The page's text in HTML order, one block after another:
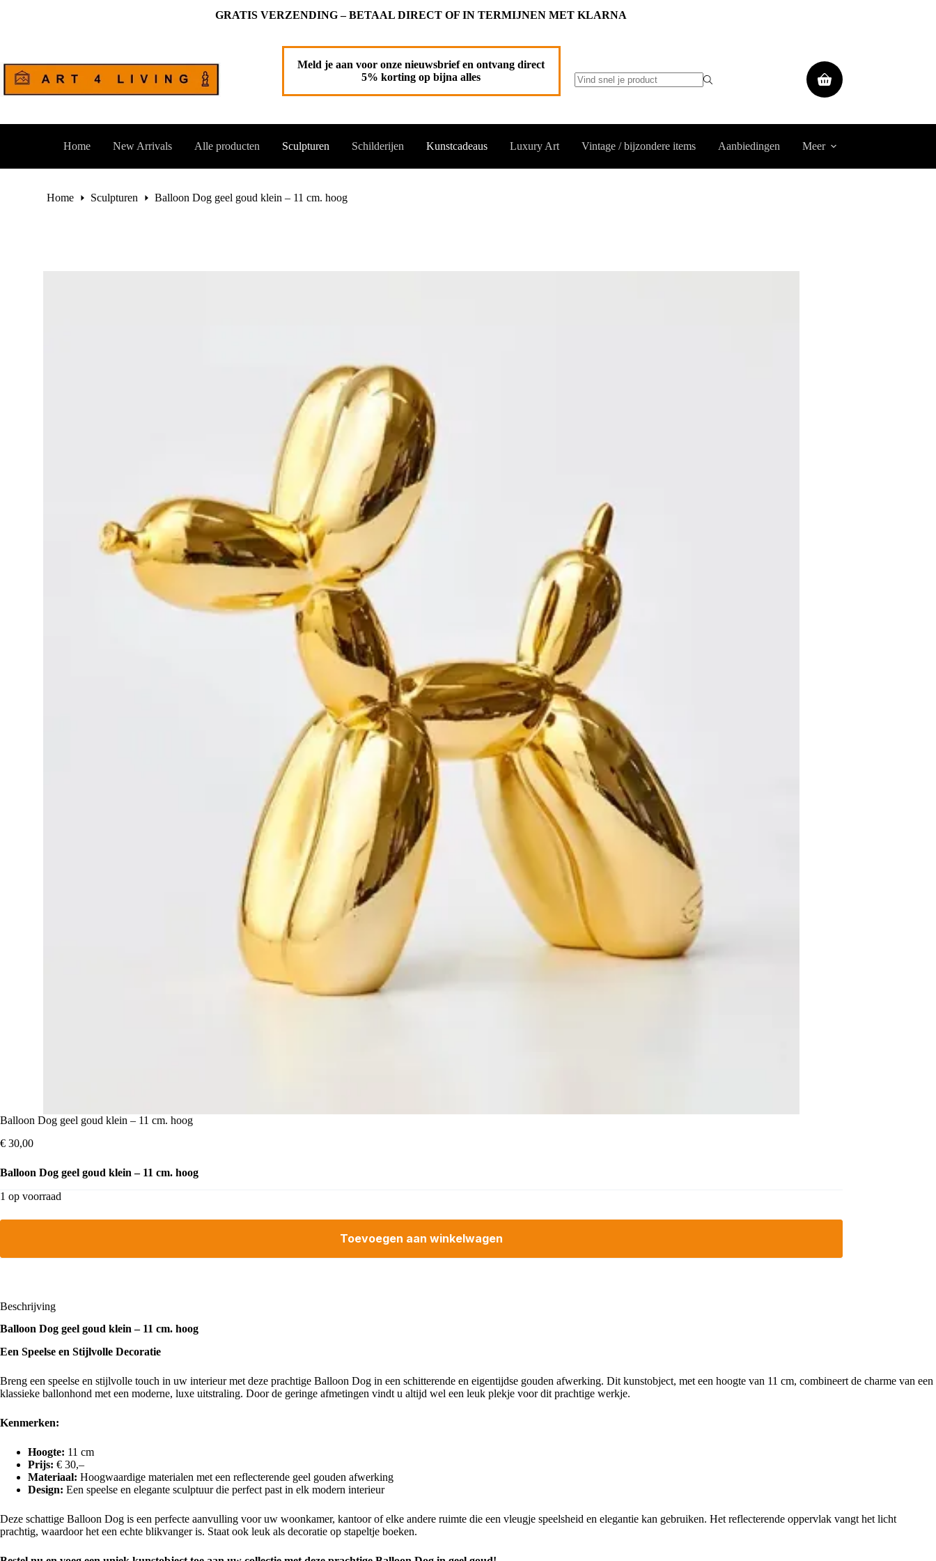
GRATIS VERZENDING – BETAAL DIRECT OF IN TERMIJNEN MET KLARNA
Meld je aan voor onze nieuwsbrief en ontvang direct
5% korting op bijna alles
Winkelwagen
Home New Arrivals Alle producten Sculpturen Schilderijen Kunstcadeaus Luxury Art Vintage / bijzondere items Aanbiedingen Meer
Home Sculpturen Balloon Dog geel goud klein – 11 cm. hoog
Balloon Dog geel goud klein – 11 cm. hoog
€ 30,00
Balloon Dog geel goud klein – 11 cm. hoog
1 op voorraad
Toevoegen aan winkelwagen
Beschrijving
Balloon Dog geel goud klein – 11 cm. hoog
Een Speelse en Stijlvolle Decoratie
Breng een speelse en stijlvolle touch in uw interieur met deze prachtige Balloon Dog in een schitterende en eigentijdse gouden afwerking. Dit kunstobject, met een hoogte van 11 cm, combineert de charme van een
klassieke ballonhond met een moderne, luxe uitstraling. Door de geringe afmetingen vindt u altijd wel een leuk plekje voor dit prachtige werkje.
Kenmerken:
Hoogte: 11 cm
Prijs: € 30,–
Materiaal: Hoogwaardige materialen met een reflecterende geel gouden afwerking
Design: Een speelse en elegante sculptuur die perfect past in elk modern interieur
Deze schattige Balloon Dog is een perfecte aanvulling voor uw woonkamer, kantoor of elke andere ruimte die een vleugje speelsheid en elegantie kan gebruiken. Het reflecterende oppervlak vangt het licht
prachtig, waardoor het een echte blikvanger is. Staat ook leuk als decoratie op stapeltje boeken.